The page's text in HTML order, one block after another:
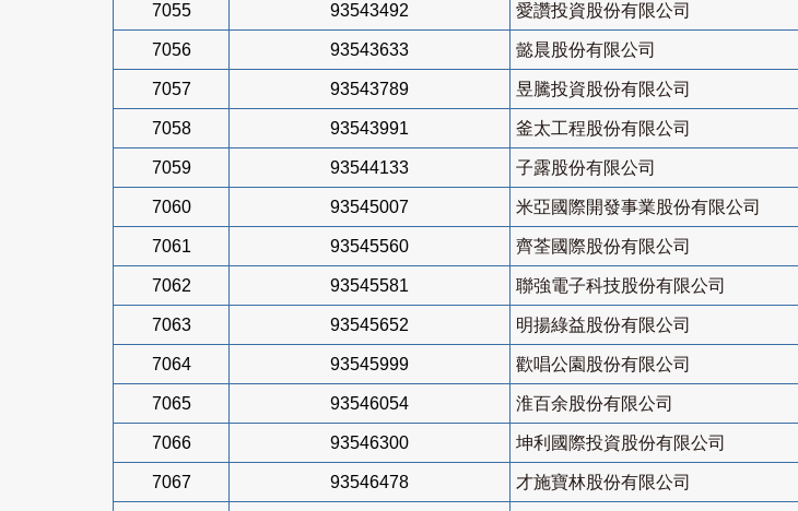
7055 93543492 愛讚投資股份有限公司
7056 93543633 懿晨股份有限公司
7057 93543789 昱騰投資股份有限公司
7058 93543991 釜太工程股份有限公司
7059 93544133 子露股份有限公司
7060 93545007 米亞國際開發事業股份有限公司
7061 93545560 齊荃國際股份有限公司
7062 93545581 聯強電子科技股份有限公司
7063 93545652 明揚綠益股份有限公司
7064 93545999 歡唱公園股份有限公司
7065 93546054 淮百余股份有限公司
7066 93546300 坤利國際投資股份有限公司
7067 93546478 才施寶林股份有限公司